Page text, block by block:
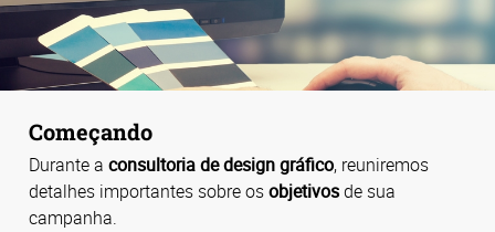
Começando
Durante a consultoria de design gráfico, reuniremos
detalhes importantes sobre osobjetivosde sua
campanha.